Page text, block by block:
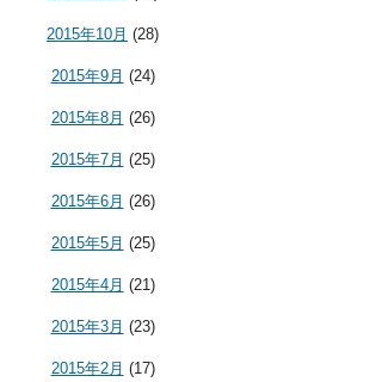
2015年10月 (28)
2015年9月 (24)
2015年8月 (26)
2015年7月 (25)
2015年6月 (26)
2015年5月 (25)
2015年4月 (21)
2015年3月 (23)
2015年2月 (17)